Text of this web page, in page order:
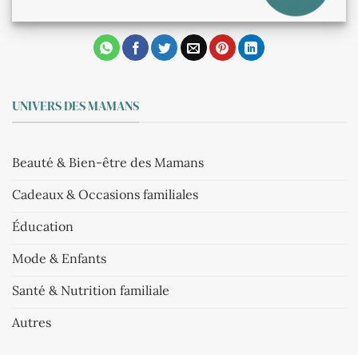
UNIVERS DES MAMANS
Beauté & Bien-être des Mamans
Cadeaux & Occasions familiales
Éducation
Mode & Enfants
Santé & Nutrition familiale
Autres